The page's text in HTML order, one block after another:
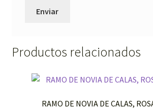
Productos relacionados
RAMO DE NOVIA DE CALAS,